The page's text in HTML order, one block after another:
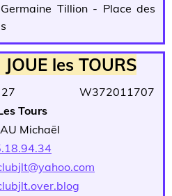
Tillion - Place des
les TOURS
27 W372011707
Tours
Michaël